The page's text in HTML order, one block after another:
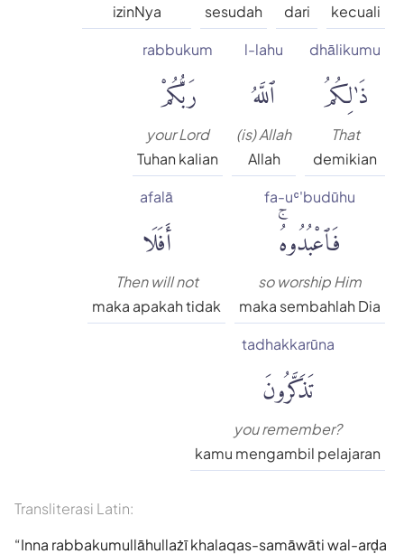
kecuali
dari
sesudah
izinNya
dhālikumu
ذَٰلِكُمُ
That
demikian
l-lahu
ٱللَّهُ
(is) Allah
Allah
rabbukum
رَبُّكُمْ
your Lord
Tuhan kalian
fa-uʿ'budūhu
فَٱعْبُدُوهُۚ
so worship Him
maka sembahlah Dia
afalā
أَفَلَا
Then will not
maka apakah tidak
tadhakkarūna
تَذَكَّرُونَ
you remember?
kamu mengambil pelajaran
Transliterasi Latin:
Inna rabbakumullāhullażī khalaqas-samāwāti wal-arḍa